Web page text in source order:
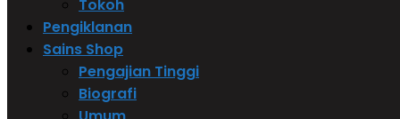
Tokoh
Pengiklanan
Sains Shop
Pengajian Tinggi
Biografi